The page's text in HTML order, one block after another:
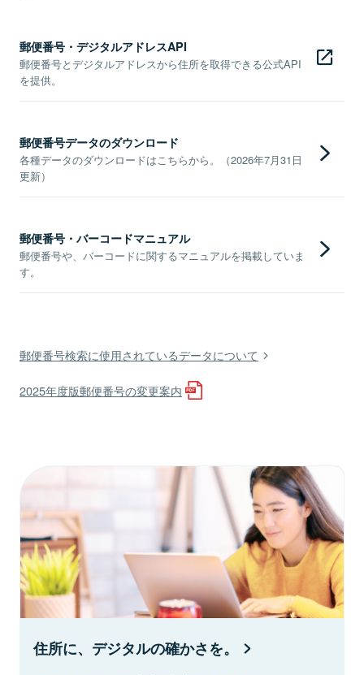
郵便番号・デジタルアドレスAPI
郵便番号とデジタルアドレスから住所を取得できる公式API
を提供。
郵便番号データのダウンロード
各種データのダウンロードはこちらから。（2026年7月31日
更新）
郵便番号・バーコードマニュアル
郵便番号や、バーコードに関するマニュアルを掲載していま
す。
郵便番号検索に使用されているデータについて
2025年度版郵便番号の変更案内
住所に、デジタルの確かさを。